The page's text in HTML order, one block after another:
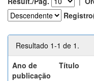
Resultado 1-1 de 1.
Ano de
publicação
Título